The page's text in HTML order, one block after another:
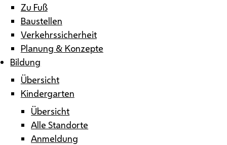
Zu Fuß
Baustellen
Verkehrssicherheit
Planung & Konzepte
Bildung
Übersicht
Kindergarten
Übersicht
Alle Standorte
Anmeldung